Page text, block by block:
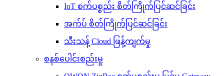
IoT စက်ပစ္စည်း စိတ်ကြိုက်ပြင်ဆင်ခြင်း
အက်ပ် စိတ်ကြိုက်ပြင်ဆင်ခြင်း
သီးသန့် Cloud ဖြန့်ကျက်မှု
စနစ်ပေါင်းစည်းမှု